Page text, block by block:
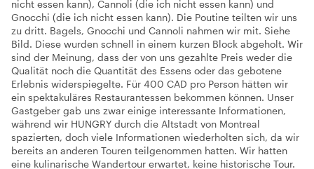
nicht essen kann), Cannoli (die ich nicht essen kann) und
Gnocchi (die ich nicht essen kann). Die Poutine teilten wir uns
zu dritt. Bagels, Gnocchi und Cannoli nahmen wir mit. Siehe
Bild. Diese wurden schnell in einem kurzen Block abgeholt. Wir
sind der Meinung, dass der von uns gezahlte Preis weder die
Qualität noch die Quantität des Essens oder das gebotene
Erlebnis widerspiegelte. Für 400 CAD pro Person hätten wir
ein spektakuläres Restaurantessen bekommen können. Unser
Gastgeber gab uns zwar einige interessante Informationen,
während wir HUNGRY durch die Altstadt von Montreal
spazierten, doch viele Informationen wiederholten sich, da wir
bereits an anderen Touren teilgenommen hatten. Wir hatten
eine kulinarische Wandertour erwartet, keine historische Tour.